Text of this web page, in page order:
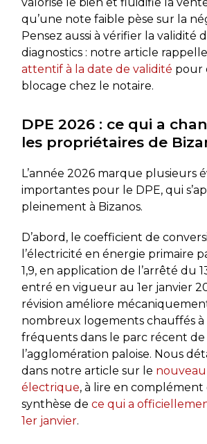
qu’une note faible pèse sur la
Pensez aussi à vérifier la validité
diagnostics : notre article
attentif à la date de validité pour
blocage chez le notaire.
DPE 2026 : ce qui a
les propriétaires de
L’année 2026 marque plusieurs
importantes pour le DPE, qui
pleinement à Bizanos.
D’abord, le coefficient de
l’électricité en énergie primaire
1,9, en application de l’arrêté du
entré en vigueur au 1er janvier
révision améliore
nombreux logements chauffés à
fréquents dans le parc récent de
l’agglomération paloise. Nous
dans notre article sur le
électrique, à lire en
synthèse de ce qui a
1er janvier.